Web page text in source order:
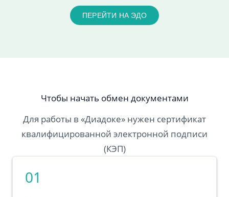
ПЕРЕЙТИ НА ЭДО
Чтобы начать обмен документами
Для работы в «Диадоке» нужен сертификат
квалифицированной электронной подписи
(КЭП)
01